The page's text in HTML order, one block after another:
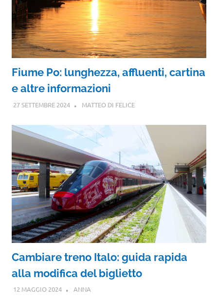
Fiume Po: lunghezza, affluenti, cartina
e altre informazioni
27 SETTEMBRE 2024 MATTEO DI FELICE
Cambiare treno Italo: guida rapida
alla modifica del biglietto
12 MAGGIO 2024 ANNA